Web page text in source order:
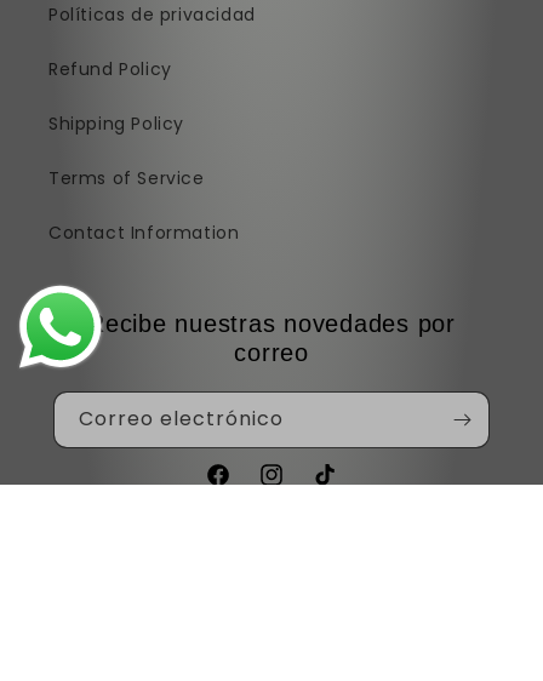
Políticas de privacidad
Refund Policy
Shipping Policy
Terms of Service
Contact Information
Recibe nuestras novedades por
correo
Correo electrónico
FacebookInstagram
TikTok